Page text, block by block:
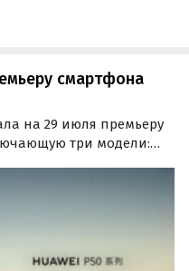
смартфона
на 29 июля премьеру
три модели: